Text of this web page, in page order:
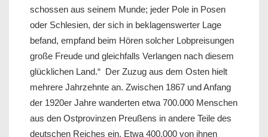
schossen aus seinem Munde; jeder Pole in Posen
oder Schlesien, der sich in beklagenswerter Lage
befand, empfand beim Hören solcher Lobpreisungen
große Freude und gleichfalls Verlangen nach diesem
glücklichen Land.“ Der Zuzug aus dem Osten hielt
mehrere Jahrzehnte an. Zwischen 1867 und Anfang
der 1920er Jahre wanderten etwa 700.000 Menschen
aus den Ostprovinzen Preußens in andere Teile des
deutschen Reiches ein. Etwa 400.000 von ihnen